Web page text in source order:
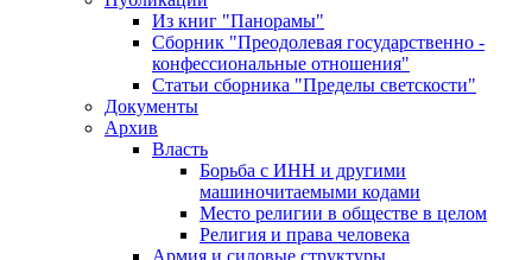
Из книг "Панорамы"
Сборник "Преодолевая государственно -
конфессиональные отношения"
Статьи сборника "Пределы светскости"
Документы
Архив
Власть
Борьба с ИНН и другими
машиночитаемыми кодами
Место религии в обществе в целом
Религия и права человека
Армия и силовые структуры